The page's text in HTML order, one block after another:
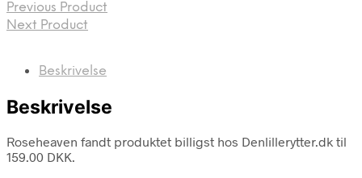
Previous Product
Next Product
Beskrivelse
Beskrivelse
Roseheaven fandt produktet billigst hos Denlillerytter.dk til
159.00 DKK.